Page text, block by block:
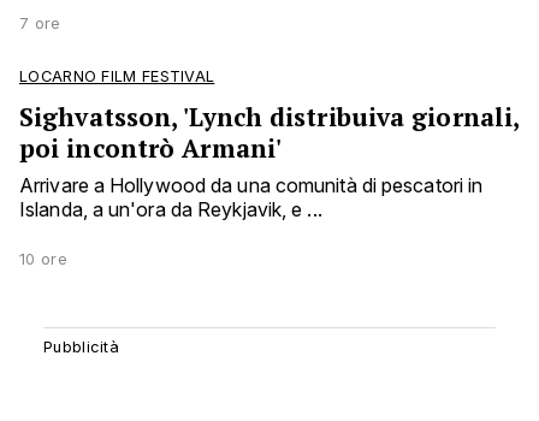
7 ore
LOCARNO FILM FESTIVAL
Sighvatsson, 'Lynch distribuiva giornali,
poi incontrò Armani'
Arrivare a Hollywood da una comunità di pescatori in
Islanda, a un'ora da Reykjavik, e ...
10 ore